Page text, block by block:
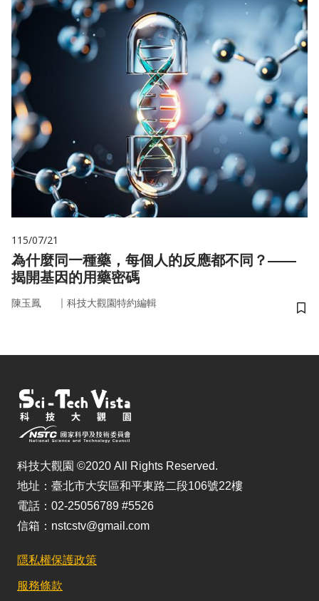
115/07/21
為什麼同一種藥，每個人的反應都不同？——
揭開基因的用藥密碼
陳玉鳳 ｜ 科技大觀園特約編輯
儲
科技大觀園 ©2020 All Rights Reserved.
地址：臺北市大安區和平東路二段106號22樓
電話：02-25056789 #5526
信箱：nstcstv@gmail.com
隱私權保護政策
服務條款